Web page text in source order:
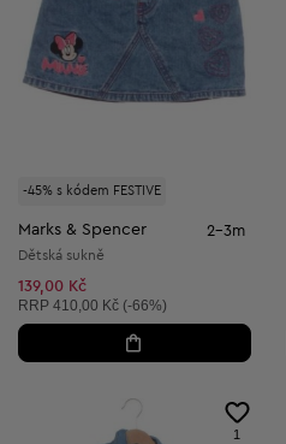
-45% s kódem FESTIVE
Marks & Spencer 2-3m
Dětská sukně
139,00 Kč
Doporučená cena:
RRP 410,00 Kč (-66%)
1